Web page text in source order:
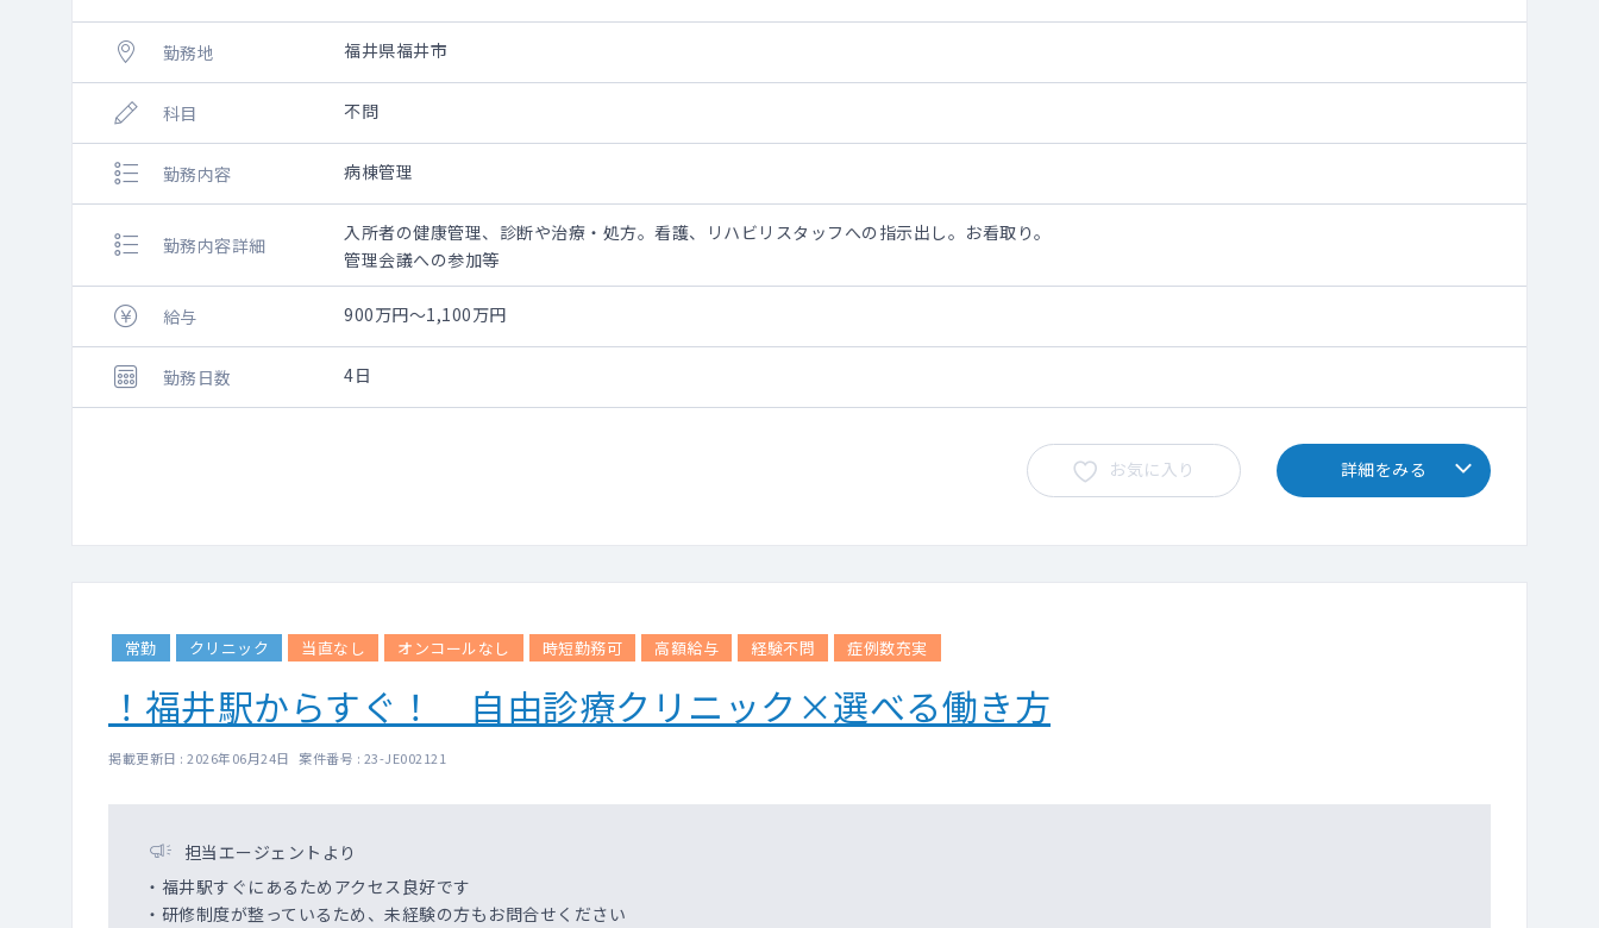
勤務地 福井県福井市
科目 不問
勤務内容 病棟管理
勤務内容詳細
入所者の健康管理、診断や治療・処方。看護、リハビリスタッフへの指示出し。お看取り。
管理会議への参加等
給与 900万円～1,100万円
勤務日数 4日
お気に入り 詳細をみる
常勤 クリニック 当直なし オンコールなし 時短勤務可 高額給与 経験不問 症例数充実
！福井駅からすぐ！ 自由診療クリニック×選べる働き方
掲載更新日 : 2026年06月24日 案件番号 : 23-JE002121
担当エージェントより
・福井駅すぐにあるためアクセス良好です
・研修制度が整っているため、未経験の方もお問合せください